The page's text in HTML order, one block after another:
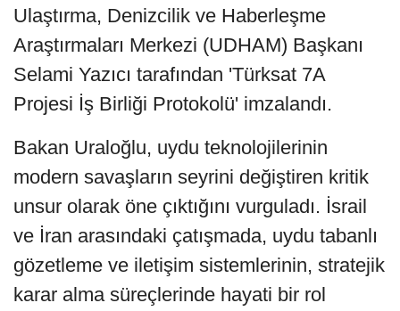
Ulaştırma, Denizcilik ve Haberleşme
Araştırmaları Merkezi (UDHAM) Başkanı
Selami Yazıcı tarafından 'Türksat 7A
Projesi İş Birliği Protokolü' imzalandı.
Bakan Uraloğlu, uydu teknolojilerinin
modern savaşların seyrini değiştiren kritik
unsur olarak öne çıktığını vurguladı. İsrail
ve İran arasındaki çatışmada, uydu tabanlı
gözetleme ve iletişim sistemlerinin, stratejik
karar alma süreçlerinde hayati bir rol